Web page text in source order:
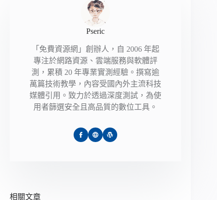
Pseric
「免費資源網」創辦人，自 2006 年起
專注於網路資源、雲端服務與軟體評
測，累積 20 年專業實測經驗。撰寫逾
萬篇技術教學，內容受國內外主流科技
媒體引用。致力於透過深度測試，為使
用者篩選安全且高品質的數位工具。
相關文章